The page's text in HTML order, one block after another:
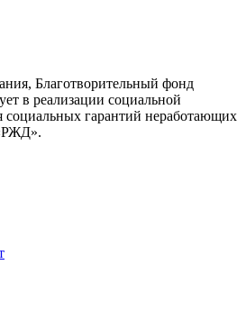
Благотворительный фонд
в реализации социальной
социальных гарантий неработающих